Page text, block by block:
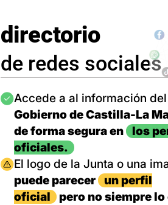
directorio
de redes sociales
Imagen
Accede a al información del
Gobierno de Castilla-La
de forma segura en
los
oficiales.
Imagen
El logo de la Junta o una
puede parecer
un perfil
oficial
pero no siempre lo